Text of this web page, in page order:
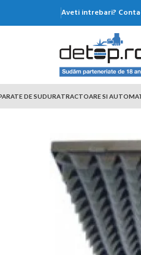
Aveti intrebari?
DE SUDURATRACTOARE SI